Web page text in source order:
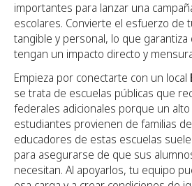
importantes para lanzar una
escolares. Convierte el esfuerzo de
tangible y personal, lo que
tengan un impacto directo y
Empieza por conectarte con un local
se trata de escuelas públicas que
federales adicionales porque un
estudiantes provienen de familias
educadores de estas escuelas
para asegurarse de que sus
necesitan. Al apoyarlos, tu equipo